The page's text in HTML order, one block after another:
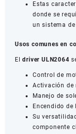
Estas
donde se
un sistema
Usos comunes en
Eldriver ULN2064
Control de
Activación de
Manejo de
Encendido
Su
componente